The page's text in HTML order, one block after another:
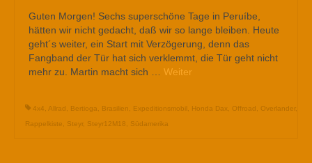
Guten Morgen! Sechs superschöne Tage in Peruíbe,
hätten wir nicht gedacht, daß wir so lange bleiben. Heute
geht´s weiter, ein Start mit Verzögerung, denn das
Fangband der Tür hat sich verklemmt, die Tür geht nicht
mehr zu. Martin macht sich … Weiter
4x4 Allrad Bertioga Brasilien Expeditionsmobil Honda Dax Offroad Overlander,
Rappelkiste
Steyr, Steyr12M18 Südamerika